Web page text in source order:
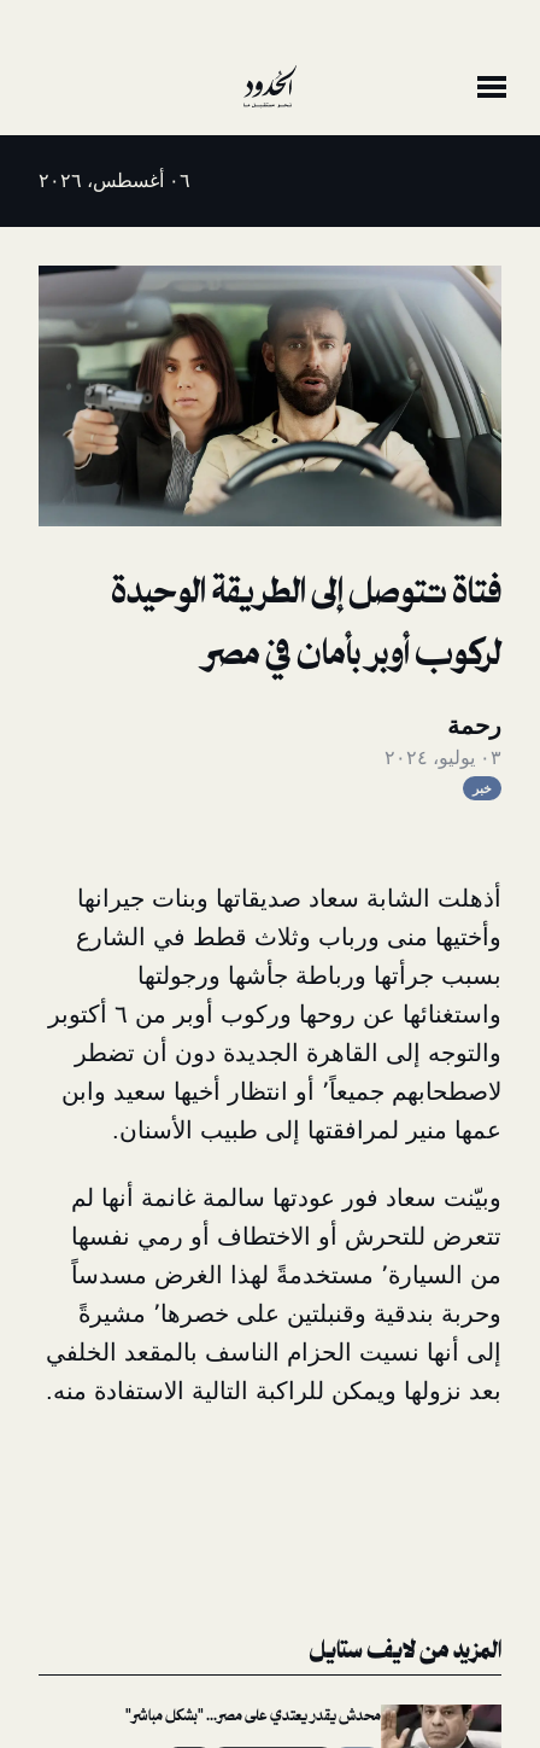
إلى الطريقة الوحيدة
بأمان في مصر
سعاد صديقاتها وبنات جيرانها
ورباب وثلاث قطط في الشارع
ورباطة جأشها ورجولتها
واستغنائها عن روحها وركوب أوبر من ٦ أكتوبر
القاهرة الجديدة دون أن تضطر
لاصطحابهم جميعاً٬ أو انتظار أخيها سعيد وابن
لمرافقتها إلى طبيب الأسنان.
فور عودتها سالمة غانمة أنها لم
أو الاختطاف أو رمي نفسها
من السيارة٬ مستخدمةً لهذا الغرض مسدساً
وحربة بندقية وقنبلتين على خصرها٬ مشيرةً
الحزام الناسف بالمقعد الخلفي
ويمكن للراكبة التالية الاستفادة منه.
ستايل
محدش يقدر يعتدي على مصر... "بشكل مباشر"